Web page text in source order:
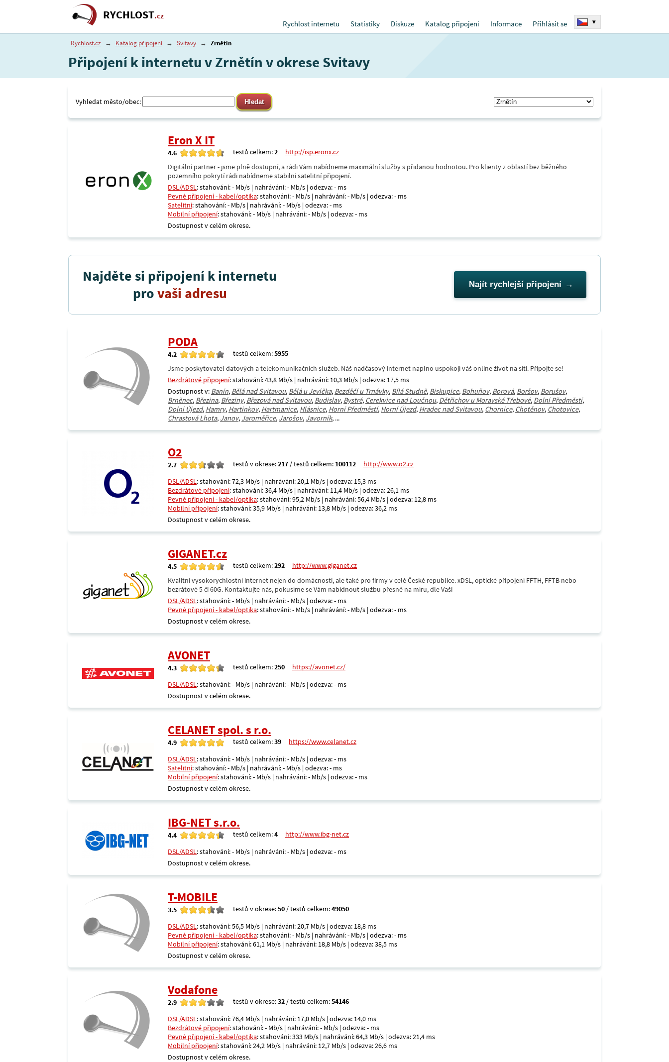
RYCHLOST.cz
Rychlost internetu
Statistiky Diskuze Katalog připojení Informace Přihlásit se ▾
Rychlost.cz → Katalog připojení → Svitavy → Zrnětín
Připojení k internetu v Zrnětín v okrese Svitavy
Vyhledat město/obec:
Eron X IT
4.6 testů celkem:2
http://isp.eronx.cz
Digitální partner - jsme plně dostupní, a rádi Vám nabídneme maximální služby s přidanou hodnotou. Pro klienty z oblastí bez běžného
pozemního pokrytí rádi nabídneme stabilní satelitní připojení.
DSL/ADSL: stahování: - Mb/s | nahrávání: - Mb/s | odezva: - ms
Pevné připojení - kabel/optika: stahování: - Mb/s | nahrávání: - Mb/s | odezva: - ms
Satelitní: stahování: - Mb/s | nahrávání: - Mb/s | odezva: - ms
Mobilní připojení: stahování: - Mb/s | nahrávání: - Mb/s | odezva: - ms
Dostupnost v celém okrese.
Najděte si připojení k internetu
provaši adresu Najít rychlejší připojení
PODA
4.2 testů celkem:5955
Jsme poskytovatel datových a telekomunikačních služeb. Náš nadčasový internet naplno uspokojí váš online život na síti. Připojte se!
Bezdrátové připojení: stahování: 43,8 Mb/s | nahrávání: 10,3 Mb/s | odezva: 17,5 ms
Dostupnost v: Banín, Bělá nad Svitavou, Bělá u Jevíčka, Bezděčí u Trnávky, Bílá Studně, Biskupice, Bohuňov, Borová, Boršov, Borušov,
Brněnec, Březina, Březiny, Březová nad Svitavou, Budislav, Bystré, Cerekvice nad Loučnou, Dětřichov u Moravské Třebové, Dolní Předměstí,
Dolní Újezd, Hamry, Hartinkov, Hartmanice, Hlásnice, Horní Předměstí, Horní Újezd, Hradec nad Svitavou, Chornice, Chotěnov, Chotovice,
Chrastová Lhota, Janov, Jaroměřice, Jarošov, Javorník, ...
O2
2.7 testů v okrese:217 / testů celkem: 100112
http://www.o2.cz
DSL/ADSL: stahování: 72,3 Mb/s | nahrávání: 20,1 Mb/s | odezva: 15,3 ms
Bezdrátové připojení: stahování: 36,4 Mb/s | nahrávání: 11,4 Mb/s | odezva: 26,1 ms
Pevné připojení - kabel/optika: stahování: 95,2 Mb/s | nahrávání: 56,4 Mb/s | odezva: 12,8 ms
Mobilní připojení: stahování: 35,9 Mb/s | nahrávání: 13,8 Mb/s | odezva: 36,2 ms
Dostupnost v celém okrese.
GIGANET.cz
4.5 testů celkem:292
http://www.giganet.cz
Kvalitní vysokorychlostní internet nejen do domácnosti, ale také pro firmy v celé České republice. xDSL, optické připojení FFTH, FFTB nebo
bezrátové 5 či 60G. Kontaktujte nás, pokusíme se Vám nabídnout službu přesně na míru, dle Vaši
DSL/ADSL: stahování: - Mb/s | nahrávání: - Mb/s | odezva: - ms
Pevné připojení - kabel/optika: stahování: - Mb/s | nahrávání: - Mb/s | odezva: - ms
Dostupnost v celém okrese.
AVONET
4.3 testů celkem:250
https://avonet.cz/
DSL/ADSL: stahování: - Mb/s | nahrávání: - Mb/s | odezva: - ms
Dostupnost v celém okrese.
CELANET spol. s r.o.
4.9 testů celkem:39
https://www.celanet.cz
DSL/ADSL: stahování: - Mb/s | nahrávání: - Mb/s | odezva: - ms
Satelitní: stahování: - Mb/s | nahrávání: - Mb/s | odezva: - ms
Mobilní připojení: stahování: - Mb/s | nahrávání: - Mb/s | odezva: - ms
Dostupnost v celém okrese.
IBG-NET s.r.o.
4.4 testů celkem:4
http://www.ibg-net.cz
DSL/ADSL: stahování: - Mb/s | nahrávání: - Mb/s | odezva: - ms
Dostupnost v celém okrese.
T-MOBILE
3.5 testů v okrese:50 / testů celkem:49050
DSL/ADSL: stahování: 56,5 Mb/s | nahrávání: 20,7 Mb/s | odezva: 18,8 ms
Pevné připojení - kabel/optika: stahování: - Mb/s | nahrávání: - Mb/s | odezva: - ms
Mobilní připojení: stahování: 61,1 Mb/s | nahrávání: 18,8 Mb/s | odezva: 38,5 ms
Dostupnost v celém okrese.
Vodafone
2.9 testů v okrese:32 / testů celkem:54146
DSL/ADSL: stahování: 76,4 Mb/s | nahrávání: 17,0 Mb/s | odezva: 14,0 ms
Bezdrátové připojení: stahování: - Mb/s | nahrávání: - Mb/s | odezva: - ms
Pevné připojení - kabel/optika: stahování: 333 Mb/s | nahrávání: 64,3 Mb/s | odezva: 21,4 ms
Mobilní připojení: stahování: 24,2 Mb/s | nahrávání: 12,7 Mb/s | odezva: 26,6 ms
Dostupnost v celém okrese.